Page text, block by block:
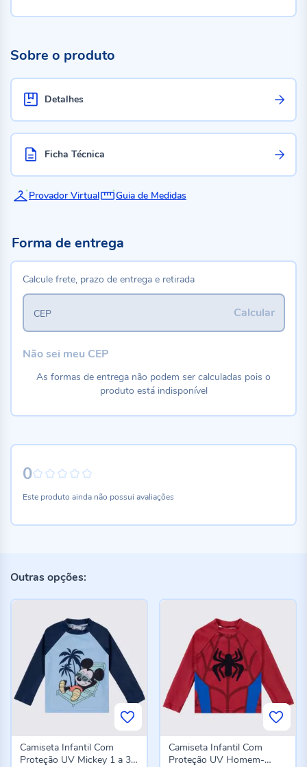
Sobre o produto
Detalhes
Ficha Técnica
Provador Virtual Guia de Medidas
0
Este produto ainda não possui avaliações
Forma de entrega
Calcule frete, prazo de entrega e retirada
Calcular
CEP
Não sei meu CEP
As formas de entrega não podem ser calculadas pois o
produto está indisponível
Outras opções:
Camiseta Infantil Com
Proteção UV Mickey 1 a 3
Camiseta Infantil Com
Proteção UV Homem-